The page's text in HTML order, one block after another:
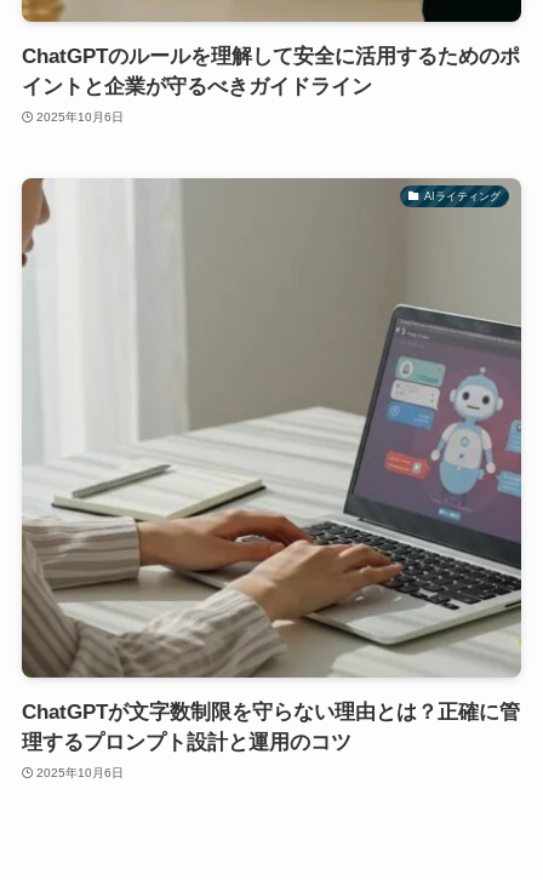
ChatGPTのルールを理解して安全に活用するためのポ
イントと企業が守るべきガイドライン
2025年10月6日
AIライティング
ChatGPTが文字数制限を守らない理由とは？正確に管
理するプロンプト設計と運用のコツ
2025年10月6日